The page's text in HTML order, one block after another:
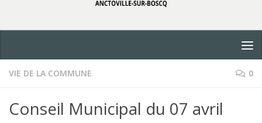
VIE DE LA COMMUNE 0
Conseil Municipal du 07 avril